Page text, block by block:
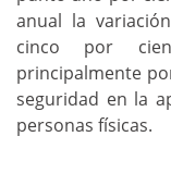
anual la
cinco por
principalmente
seguridad en la
personas físicas.